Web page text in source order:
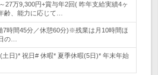
27万9,300円+賞与年2回( 昨年支給実績4ヶ
、能力に応じて…
7時間45分／休憩60分)※残業は月10時間ほ
の…
土日)* 祝日# 休暇* 夏季休暇(5日)* 年末年始